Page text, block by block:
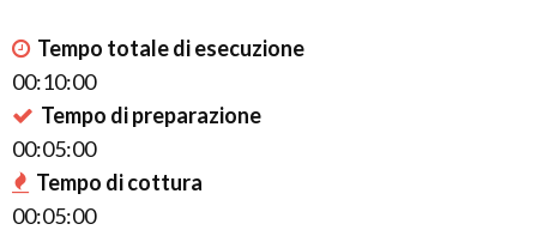
Tempo totale di esecuzione
00:10:00
Tempo di preparazione
00:05:00
Tempo di cottura
00:05:00